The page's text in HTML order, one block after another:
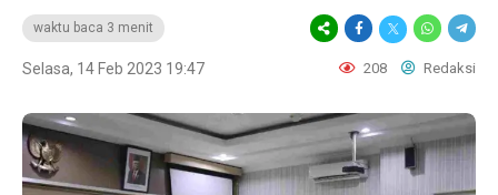
waktu baca 3 menit
Selasa, 14 Feb 2023 19:47 208 Redaksi